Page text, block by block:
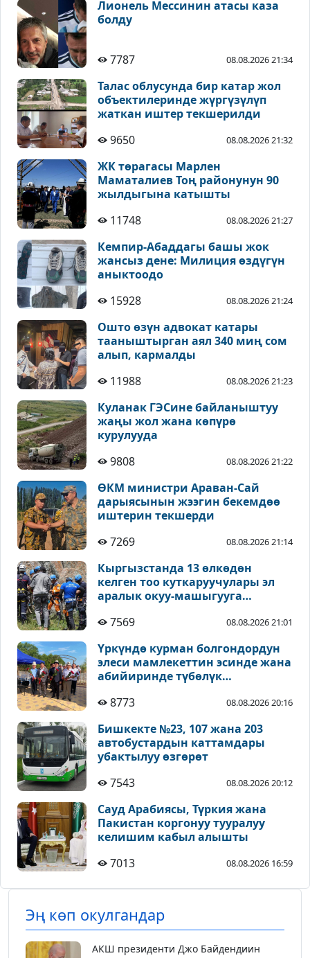
Лионель Мессинин атасы каза
болду
7787 08.08.2026 21:34
Талас облусунда бир катар жол
объектилеринде жүргүзүлүп
жаткан иштер текшерилди
9650
08.08.2026 21:32
ЖК төрагасы Марлен
Маматалиев Тоң районунун 90
жылдыгына катышты
11748
08.08.2026 21:27
Кемпир-Абаддагы башы жок
жансыз дене: Милиция өздүгүн
аныктоодо
15928
08.08.2026 21:24
Ошто өзүн адвокат катары
тааныштырган аял 340 миң сом
алып, кармалды
11988
08.08.2026 21:23
Куланак ГЭСине байланыштуу
жаңы жол жана көпүрө
курулууда
9808
08.08.2026 21:22
ӨКМ министри Араван-Сай
дарыясынын жээгин бекемдөө
иштерин текшерди
7269
08.08.2026 21:14
Кыргызстанда 13 өлкөдөн
келген тоо куткаруучулары эл
аралык окуу-машыгууга
7569
08.08.2026 21:01
Үркүндө курман болгондордун
элеси мамлекеттин эсинде жана
абийиринде түбөлүк
8773
08.08.2026 20:16
Бишкекте №23, 107 жана 203
автобустардын каттамдары
убактылуу өзгөрөт
7543
08.08.2026 20:12
Сауд Арабиясы, Түркия жана
Пакистан коргонуу тууралуу
келишим кабыл алышты
7013
08.08.2026 16:59
Эң көп окулгандар
АКШ президенти Джо Байдендиин